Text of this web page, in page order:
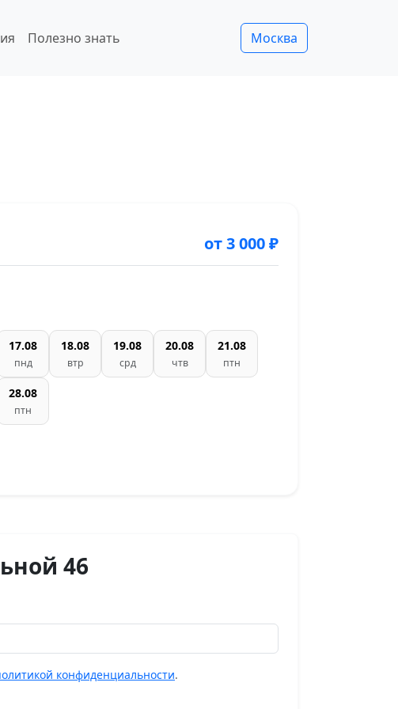
Полезно знать Москва
от 3 000 ₽
17.08
пнд
18.08
втр
19.08
срд
20.08
чтв
21.08
птн
28.08
птн
46
конфиденциальности.